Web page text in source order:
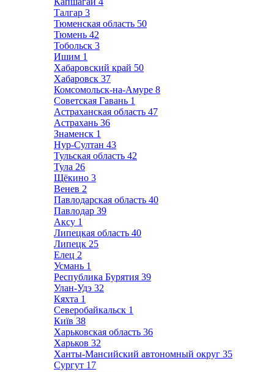
Талгар 3
Тюменская область 50
Тюмень 42
Тобольск 3
Ишим 1
Хабаровский край 50
Хабаровск 37
Комсомольск-на-Амуре 8
Советская Гавань 1
Астраханская область 47
Астрахань 36
Знаменск 1
Нур-Султан 43
Тульская область 42
Тула 26
Щёкино 3
Венев 2
Павлодарская область 40
Павлодар 39
Аксу 1
Липецкая область 40
Липецк 25
Елец 2
Усмань 1
Республика Бурятия 39
Улан-Удэ 32
Кяхта 1
Северобайкальск 1
Київ 38
Харьковская область 36
Харьков 32
Ханты-Мансийский автономный округ 35
Сургут 17